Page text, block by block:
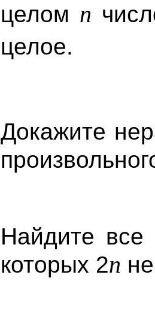
целом n
целое.
Докажите
Найдите
которых 2n